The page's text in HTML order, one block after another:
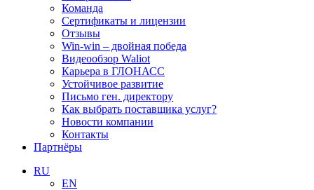
Команда
Сертификаты и лицензии
Отзывы
Win-win – двойная победа
Видеообзор Waliot
Карьера в ГЛОНАСС
Устойчивое развитие
Письмо ген. директору
Как выбрать поставщика услуг?
Новости компании
Контакты
Партнёры
RU
EN